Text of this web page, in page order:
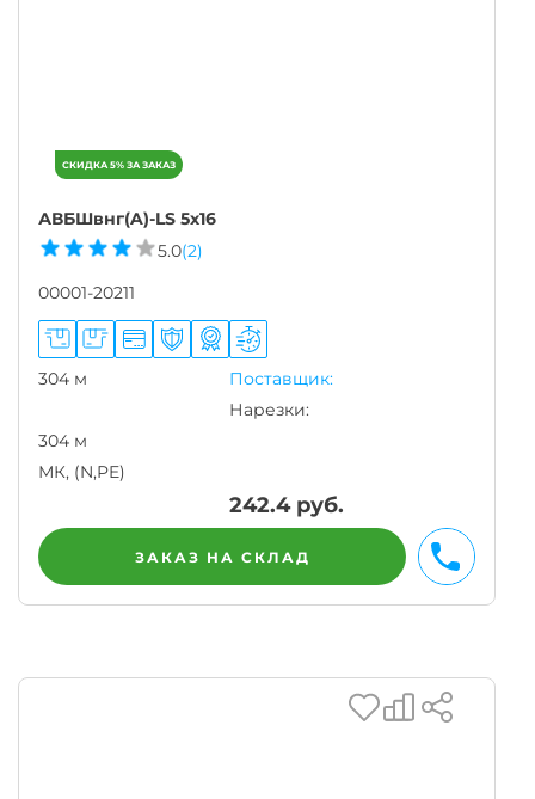
АВБШвнг(A)-LS 5х16
5.0(2)
00001-20211
304 м
Поставщик:
Нарезки:
304 м
МК, (N,PE)
242.4руб.
ЗАКАЗ НА СКЛАД